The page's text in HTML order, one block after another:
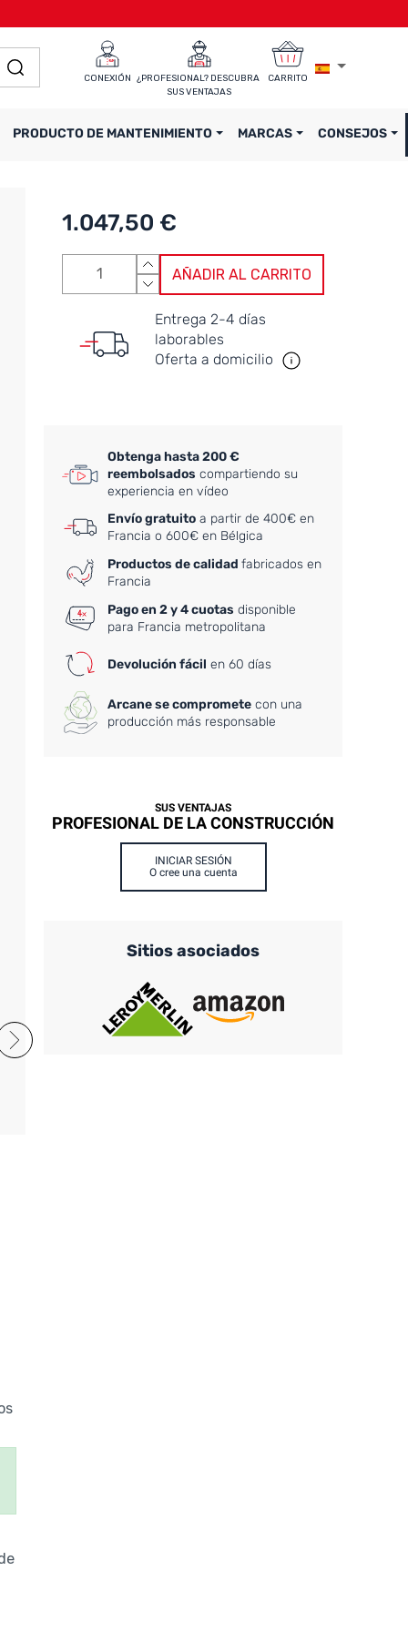
CONEXIÓN
¿PROFESIONAL? DESCUBRA
SUS VENTAJAS
CARRITO
PRODUCTO DE MANTENIMIENTO MARCAS CONSEJOS
Blanco Amarillo Marrón
1.047,50 €
AÑADIR AL CARRITO
Entrega 2-4 días
laborables
Oferta a domicilio
Obtenga hasta 200 €
reembolsados compartiendo su
experiencia en vídeo
Envío gratuito a partir de 400€ en
Francia o 600€ en Bélgica
Productos de calidadfabricados en
Francia
Pago en 2 y 4 cuotas disponible
para Francia metropolitana
Devolución fácil en 60 días
Arcane se compromete con una
producción más responsable
SUS VENTAJAS
PROFESIONAL DE LA CONSTRUCCIÓN
INICIAR SESIÓN
O cree una cuenta
Sitios asociados